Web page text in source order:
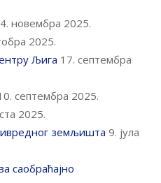
4. новембра 2025.
2025.
Љига 17. септембра
септембра 2025.
2025.
земљишта 9. јула
саобраћајно